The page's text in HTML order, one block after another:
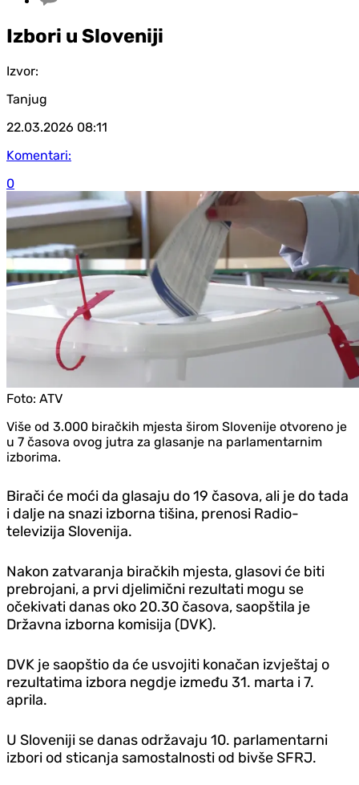
Izbori u Sloveniji
Izvor:
Tanjug
22.03.2026 08:11
Komentari:
0
Foto: ATV
Više od 3.000 biračkih mjesta širom Slovenije otvoreno je
u 7 časova ovog jutra za glasanje na parlamentarnim
izborima.
Birači će moći da glasaju do 19 časova, ali je do tada
i dalje na snazi izborna tišina, prenosi Radio-
televizija Slovenija.
Nakon zatvaranja biračkih mjesta, glasovi će biti
prebrojani, a prvi djelimični rezultati mogu se
očekivati danas oko 20.30 časova, saopštila je
Državna izborna komisija (DVK).
DVK je saopštio da će usvojiti konačan izvještaj o
rezultatima izbora negdje između 31. marta i 7.
aprila.
U Sloveniji se danas održavaju 10. parlamentarni
izbori od sticanja samostalnosti od bivše SFRJ.